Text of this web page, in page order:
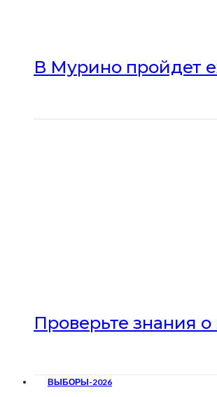
В Мурино пройдет
Проверьте знания
ВЫБОРЫ-2026